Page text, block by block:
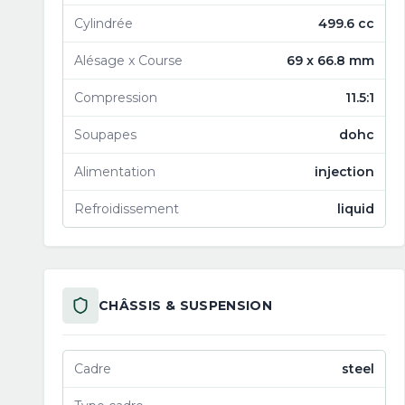
Cylindrée 499.6 cc
Alésage x Course 69 x 66.8 mm
Compression 11.5:1
Soupapes dohc
Alimentation injection
Refroidissement liquid
CHÂSSIS & SUSPENSION
Cadre steel